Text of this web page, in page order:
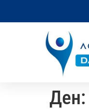
Ден: